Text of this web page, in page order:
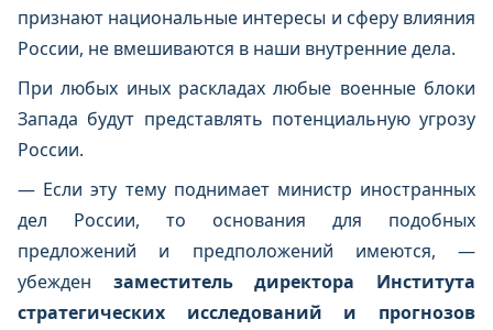
признают национальные интересы и сферу влияния
России, не вмешиваются в наши внутренние дела.
При любых иных раскладах любые военные блоки
Запада будут представлять потенциальную угрозу
России.
— Если эту тему поднимает министр иностранных
дел России, то основания для подобных
предложений и предположений имеются, —
убежден заместитель директора Института
стратегических исследований и прогнозов